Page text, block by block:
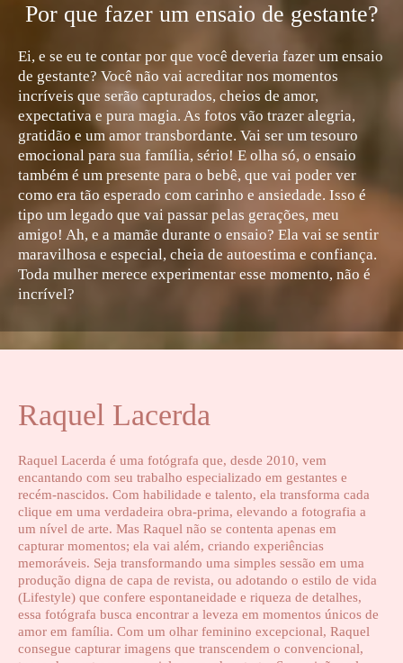
Por que fazer um ensaio de gestante?
Ei, e se eu te contar por que você deveria fazer um ensaio
de gestante? Você não vai acreditar nos momentos
incríveis que serão capturados, cheios de amor,
expectativa e pura magia. As fotos vão trazer alegria,
gratidão e um amor transbordante. Vai ser um tesouro
emocional para sua família, sério! E olha só, o ensaio
também é um presente para o bebê, que vai poder ver
como era tão esperado com carinho e ansiedade. Isso é
tipo um legado que vai passar pelas gerações, meu
amigo! Ah, e a mamãe durante o ensaio? Ela vai se sentir
maravilhosa e especial, cheia de autoestima e confiança.
Toda mulher merece experimentar esse momento, não é
incrível?
Raquel Lacerda
Raquel Lacerda é uma fotógrafa que, desde 2010, vem
encantando com seu trabalho especializado em gestantes e
recém-nascidos. Com habilidade e talento, ela transforma cada
clique em uma verdadeira obra-prima, elevando a fotografia a
um nível de arte. Mas Raquel não se contenta apenas em
capturar momentos; ela vai além, criando experiências
memoráveis. Seja transformando uma simples sessão em uma
produção digna de capa de revista, ou adotando o estilo de vida
(Lifestyle) que confere espontaneidade e riqueza de detalhes,
essa fotógrafa busca encontrar a leveza em momentos únicos de
amor em família. Com um olhar feminino excepcional, Raquel
consegue capturar imagens que transcendem o convencional,